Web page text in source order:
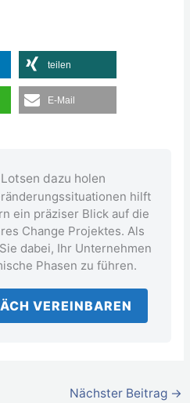
teilen
E-Mail
dazu holen
hilft
ein präziser Blick auf die
Change Projektes. Als
dabei, Ihr Unternehmen
Phasen zu führen.
VEREINBAREN
Nächster Beitrag →